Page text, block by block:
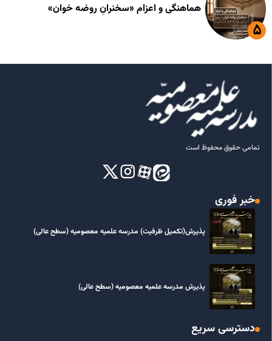
هماهنگی و اعزام «سخنرانِ روضه خوان»
تمامی حقوق محفوظ است
خبر فوری
پذیرش(تکمیل ظرفیت) مدرسه علمیه معصومیه‌ (سطح عالی)
پذیرش مدرسه علمیه معصومیه‌ (سطح عالی)
دسترسی سریع